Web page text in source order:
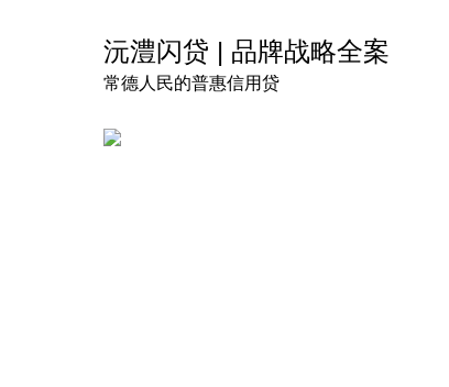
沅澧闪贷 | 品牌战略全案
常德人民的普惠信用贷